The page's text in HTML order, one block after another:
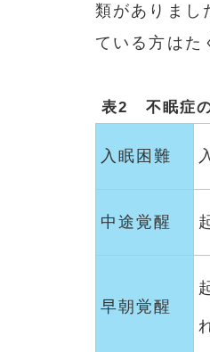
類がありまし
ている方はた
表2 不眠症
入眠困難
中途覚醒
早朝覚醒